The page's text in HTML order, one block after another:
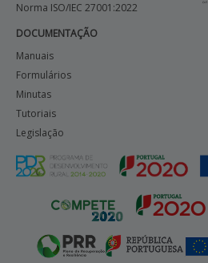
Norma ISO/IEC 27001:2022
DOCUMENTAÇÃO
Manuais
Formulários
Minutas
Tutoriais
Legislação